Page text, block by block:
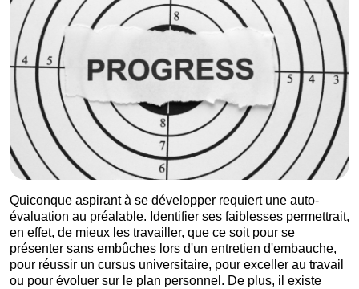
Quiconque aspirant à se développer requiert une auto-
évaluation au préalable. Identifier ses faiblesses permettrait,
en effet, de mieux les travailler, que ce soit pour se
présenter sans embûches lors d'un entretien d'embauche,
pour réussir un cursus universitaire, pour exceller au travail
ou pour évoluer sur le plan personnel. De plus, il existe